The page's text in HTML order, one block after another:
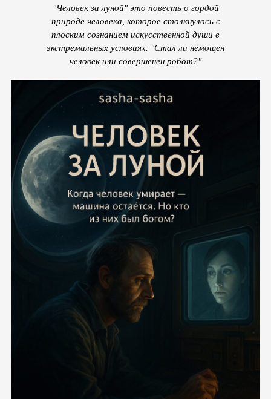
"Человек за луной" это повесть о гордой
природе человека, которое столкнулось с
плоским сознанием искусственной души в
экстремальных условиях. "Стал ли немощен
человек или совершенен робот?"